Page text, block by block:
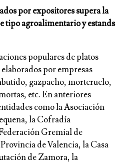
por expositores supera la
tipo agroalimentario y estands
populares de platos
por empresas
gazpacho, morteruelo,
etc. En anteriores
como la Asociación
la Cofradía
Gremial de
de Valencia, la Casa
de Zamora, la